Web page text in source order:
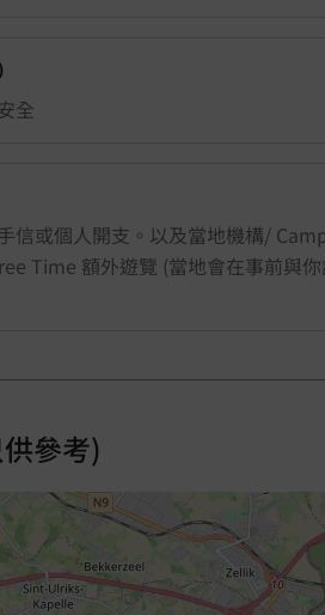
全
信或個人開支。以及當地機構/
Time 額外遊覽 (當地會在事前與
參考)